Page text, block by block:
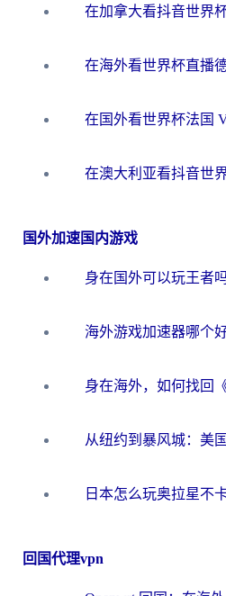
国外加速国内游戏
回国代理vpn